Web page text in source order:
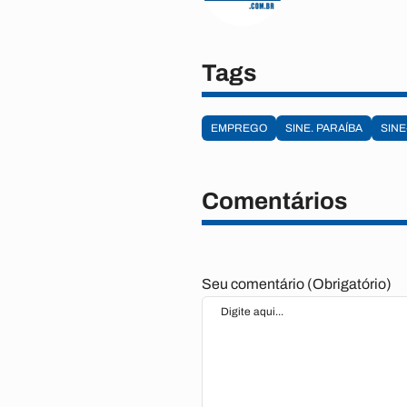
Tags
EMPREGO SINE. PARAÍBA
Comentários
Seu comentário (Obrigatório)